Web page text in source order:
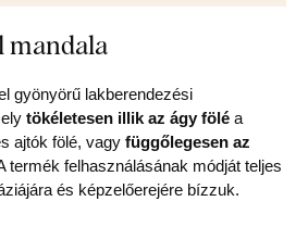
mandala
gyönyörű lakberendezési
tökéletesen illik az ágy fölé a
ajtók fölé, vagy függőlegesen az
termék felhasználásának módját teljes
és képzelőerejére bízzuk.